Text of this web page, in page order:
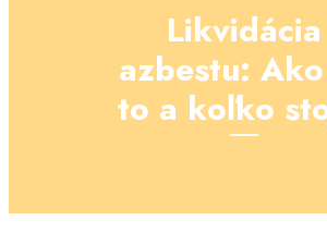
Likvidácia
azbestu:
to a koľko